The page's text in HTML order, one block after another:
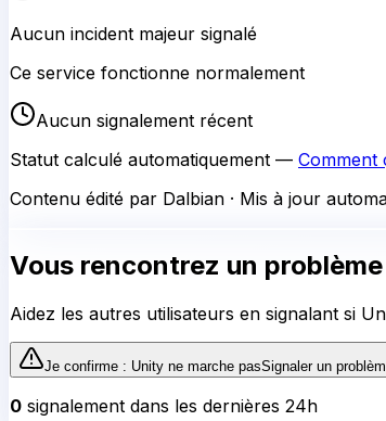
Aucun incident majeur signalé
Ce service fonctionne normalement
Aucun signalement récent
Statut calculé automatiquement — Comment
Contenu édité par Dalbian · Mis à jour
Vous rencontrez un problème
Aidez les autres utilisateurs en signalant si
Je confirme : Unity ne marche pasSignaler un
0 signalement dans les dernières 24h